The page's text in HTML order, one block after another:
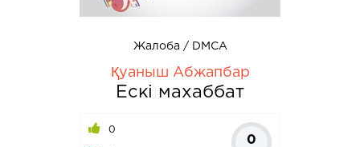
Жалоба / DMCA
Қуаныш Абжапбар
Ескі махаббат
0
0